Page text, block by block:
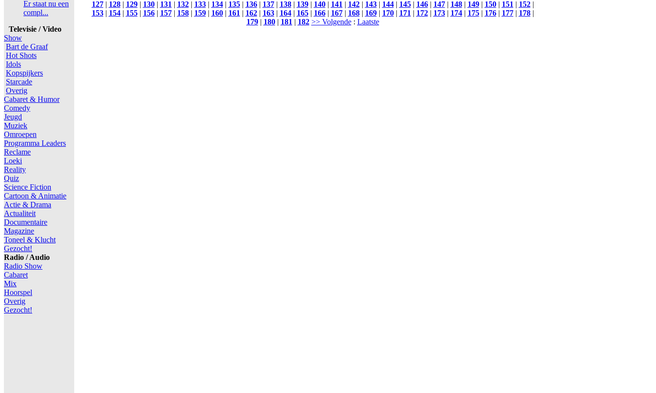
Er staat nu een
compl...
Televisie / Video
Show
Bart de Graaf
Hot Shots
Idols
Kopspijkers
Starcade
Overig
Cabaret & Humor
Comedy
Jeugd
Muziek
Omroepen
Programma Leaders
Reclame
Loeki
Reality
Quiz
Science Fiction
Cartoon & Animatie
Actie & Drama
Actualiteit
Documentaire
Magazine
Toneel & Klucht
Gezocht!
Radio / Audio
Radio Show
Cabaret
Mix
Hoorspel
Overig
Gezocht!
127| 128| 129| 130| 131| 132| 133| 134| 135| 136| 137| 138| 139| 140| 141| 142| 143| 144| 145| 146| 147| 148| 149| 150| 151| 152|
153| 154| 155| 156| 157| 158| 159| 160| 161| 162| 163| 164| 165| 166| 167| 168| 169| 170| 171| 172| 173| 174| 175| 176| 177| 178|
179| 180| 181| 182 >> Volgende: Laatste